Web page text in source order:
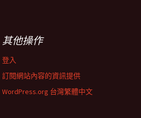
其他操作
登入
訂閱網站內容的資訊提供
WordPress.org 台灣繁體中文